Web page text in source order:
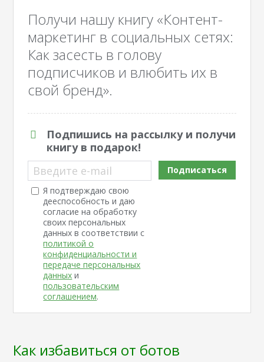
Получи нашу книгу «Контент-
маркетинг в социальных сетях:
Как засесть в голову
подписчиков и влюбить их в
свой бренд».
Подпишись на рассылку и получи
книгу в подарок!
Введите e-mail
Я подтверждаю свою
дееспособность и даю
согласие на обработку
своих персональных
данных в соответствии с
политикой о
конфиденциальности и
передаче персональных
данных и
пользовательским
соглашением.
Подписаться
Как избавиться от ботов